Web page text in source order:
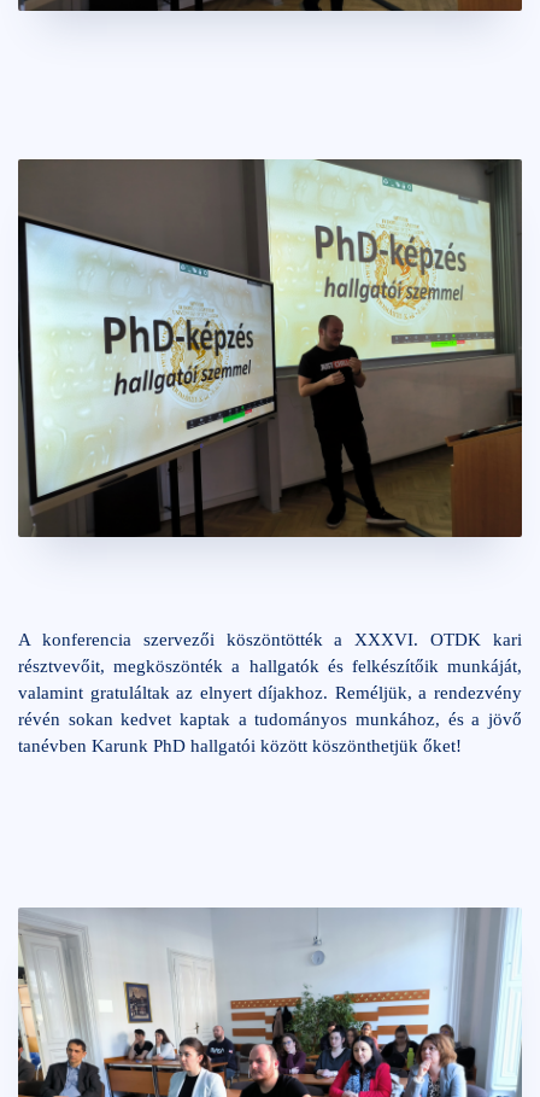
A konferencia szervezői köszöntötték a XXXVI. OTDK kari
résztvevőit, megköszönték a hallgatók és felkészítőik munkáját,
valamint gratuláltak az elnyert díjakhoz. Reméljük, a rendezvény
révén sokan kedvet kaptak a tudományos munkához, és a jövő
tanévben Karunk PhD hallgatói között köszönthetjük őket!